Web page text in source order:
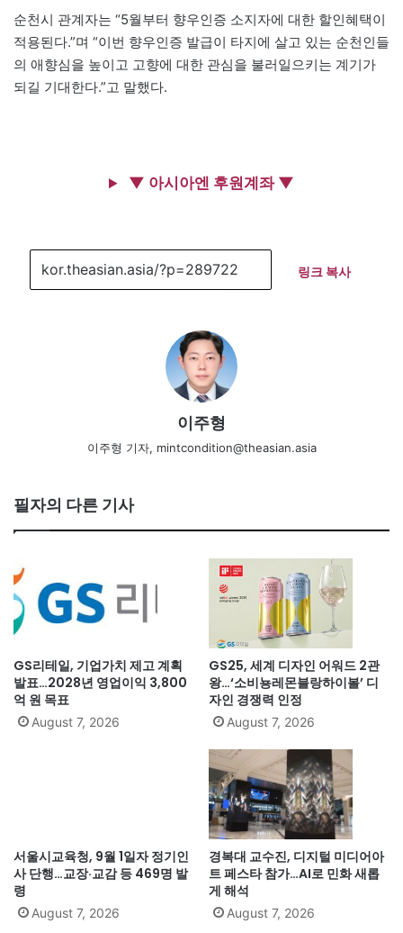
순천시 관계자는 “5월부터 향우인증 소지자에 대한 할인혜택이
적용된다.”며 “이번 향우인증 발급이 타지에 살고 있는 순천인들
의 애향심을 높이고 고향에 대한 관심을 불러일으키는 계기가
되길 기대한다.”고 말했다.
▼ 아시아엔 후원계좌 ▼
링크 복사
이주형
이주형 기자, mintcondition@theasian.asia
필자의 다른 기사
GS리테일, 기업가치 제고 계획
발표…2028년 영업이익 3,800
억 원 목표
August 7, 2026
GS25, 세계 디자인 어워드 2관
왕…‘소비뇽레몬블랑하이볼’ 디
자인 경쟁력 인정
August 7, 2026
서울시교육청, 9월 1일자 정기인
사 단행…교장·교감 등 469명 발
령
August 7, 2026
경복대 교수진, 디지털 미디어아
트 페스타 참가…AI로 민화 새롭
게 해석
August 7, 2026